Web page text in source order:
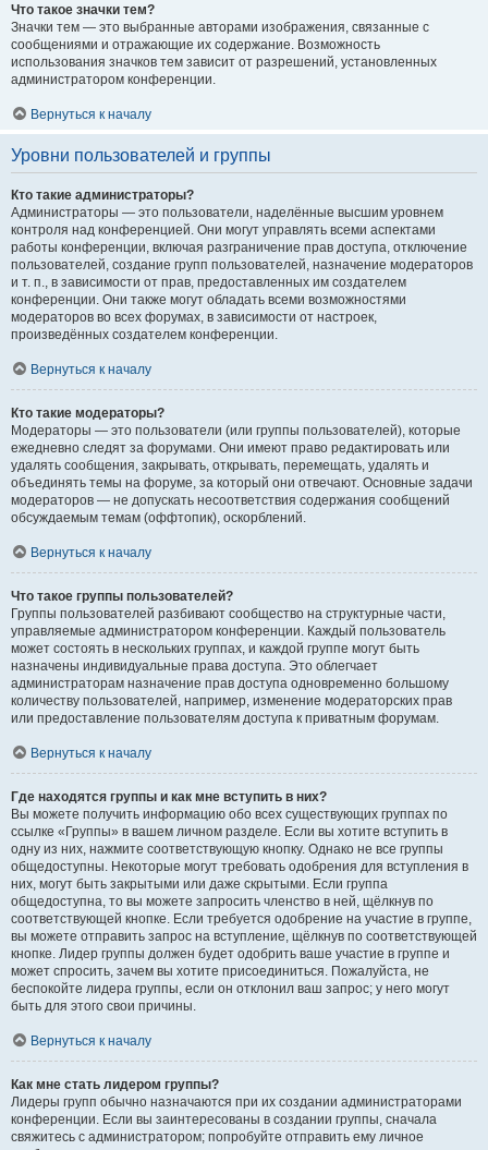
Что такое значки тем?
Значки тем — это выбранные авторами изображения, связанные с
сообщениями и отражающие их содержание. Возможность
использования значков тем зависит от разрешений, установленных
администратором конференции.
Вернуться к началу
Уровни пользователей и группы
Кто такие администраторы?
Администраторы — это пользователи, наделённые высшим уровнем
контроля над конференцией. Они могут управлять всеми аспектами
работы конференции, включая разграничение прав доступа, отключение
пользователей, создание групп пользователей, назначение модераторов
и т. п., в зависимости от прав, предоставленных им создателем
конференции. Они также могут обладать всеми возможностями
модераторов во всех форумах, в зависимости от настроек,
произведённых создателем конференции.
Вернуться к началу
Кто такие модераторы?
Модераторы — это пользователи (или группы пользователей), которые
ежедневно следят за форумами. Они имеют право редактировать или
удалять сообщения, закрывать, открывать, перемещать, удалять и
объединять темы на форуме, за который они отвечают. Основные задачи
модераторов — не допускать несоответствия содержания сообщений
обсуждаемым темам (оффтопик), оскорблений.
Вернуться к началу
Что такое группы пользователей?
Группы пользователей разбивают сообщество на структурные части,
управляемые администратором конференции. Каждый пользователь
может состоять в нескольких группах, и каждой группе могут быть
назначены индивидуальные права доступа. Это облегчает
администраторам назначение прав доступа одновременно большому
количеству пользователей, например, изменение модераторских прав
или предоставление пользователям доступа к приватным форумам.
Вернуться к началу
Где находятся группы и как мне вступить в них?
Вы можете получить информацию обо всех существующих группах по
ссылке «Группы» в вашем личном разделе. Если вы хотите вступить в
одну из них, нажмите соответствующую кнопку. Однако не все группы
общедоступны. Некоторые могут требовать одобрения для вступления в
них, могут быть закрытыми или даже скрытыми. Если группа
общедоступна, то вы можете запросить членство в ней, щёлкнув по
соответствующей кнопке. Если требуется одобрение на участие в группе,
вы можете отправить запрос на вступление, щёлкнув по соответствующей
кнопке. Лидер группы должен будет одобрить ваше участие в группе и
может спросить, зачем вы хотите присоединиться. Пожалуйста, не
беспокойте лидера группы, если он отклонил ваш запрос; у него могут
быть для этого свои причины.
Вернуться к началу
Как мне стать лидером группы?
Лидеры групп обычно назначаются при их создании администраторами
конференции. Если вы заинтересованы в создании группы, сначала
свяжитесь с администратором; попробуйте отправить ему личное